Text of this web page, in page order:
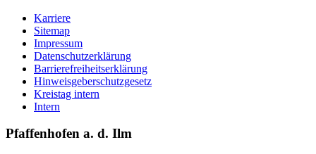
Karriere
Sitemap
Impressum
Datenschutzerklärung
Barrierefreiheitserklärung
Hinweisgeberschutzgesetz
Kreistag intern
Intern
Pfaffenhofen a. d. Ilm